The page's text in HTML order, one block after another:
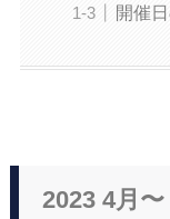
開催
2023 4月